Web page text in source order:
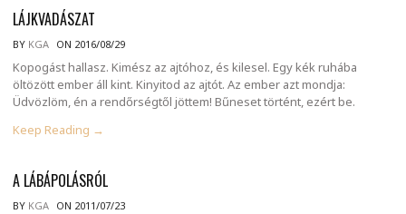
LÁJKVADÁSZAT
BY KGA ON 2016/08/29
Kopogást hallasz. Kimész az ajtóhoz, és kilesel. Egy kék ruhába
öltözött ember áll kint. Kinyitod az ajtót. Az ember azt mondja:
Üdvözlöm, én a rendőrségtől jöttem! Bűneset történt, ezért be.
Keep Reading →
A LÁBÁPOLÁSRÓL
BY KGA ON 2011/07/23